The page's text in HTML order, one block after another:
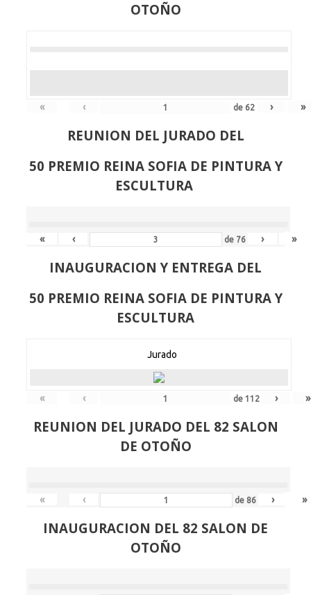
OTOÑO
« ‹ de 62 › »
REUNION DEL JURADO DEL
50 PREMIO REINA SOFIA DE PINTURA Y
ESCULTURA
« ‹ de 76 › »
INAUGURACION Y ENTREGA DEL
50 PREMIO REINA SOFIA DE PINTURA Y
ESCULTURA
Jurado
« ‹ de112 › »
REUNION DEL JURADO DEL 82 SALON
DE OTOÑO
« ‹ de 86 › »
INAUGURACION DEL 82 SALON DE
OTOÑO